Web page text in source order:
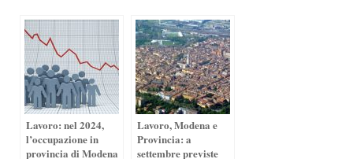
Lavoro: nel 2024,
l’occupazione in
provincia di Modena
Lavoro, Modena e
Provincia: a
settembre previste